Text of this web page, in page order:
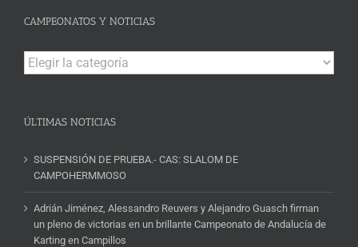
CAMPEONATOS Y NOTICIAS
Campeonatos
y
ÚLTIMAS NOTICIAS
SUSPENSIÓN DE PRUEBA.- CAS: SLALOM DE
CAMPOHERMMOSO
Adrián Jiménez, Alessandro Reuvers y Alejandro Guasch firman
un pleno de victorias en un brillante Campeonato de Andalucía de
Karting en Campillos